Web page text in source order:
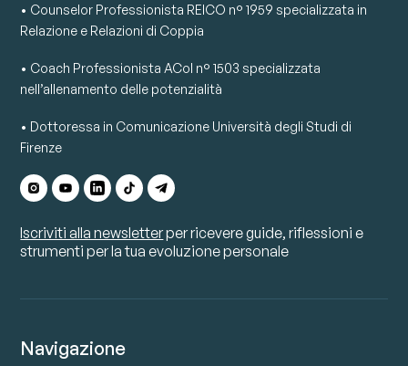
• Counselor Professionista REICO n° 1959 specializzata in
Relazione e Relazioni di Coppia
• Coach Professionista ACoI n° 1503 specializzata
nell’allenamento delle potenzialità
• Dottoressa in Comunicazione Università degli Studi di
Firenze
Iscriviti alla newsletterper ricevere guide, riflessioni e
strumenti per la tua evoluzione personale
Navigazione